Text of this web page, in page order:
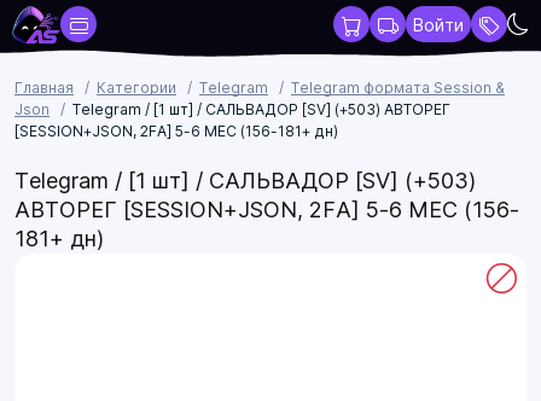
Войти
Главная Категории Telegram
Telegram формата Session &
Json
Telegram / [1 шт] / САЛЬВАДОР [SV] (+503) АВТОРЕГ
[SESSION+JSON, 2FA] 5-6 МЕС (156-181+ дн)
Telegram / [1 шт] / САЛЬВАДОР [SV] (+503)
АВТОРЕГ [SESSION+JSON, 2FA] 5-6 МЕС (156-
181+ дн)